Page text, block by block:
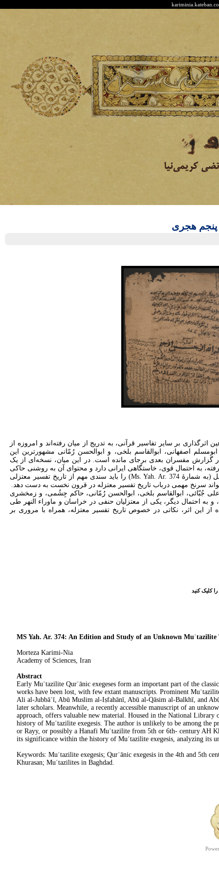
هجری
بر سایر تفاسیر قرآنی، به تدریج از میان رفته‌اند و امروزه از
اصفهانی، ابوالقاسم بلخی، و ابوالحسن رُمّانی مشهورترین این
مفسران بعدی برجای مانده است. در این میان، نسخه‌ای از یک
به احتمال قوی، خاستگاهی ایرانی دارد و محتوای آن به روشنی حاکی
از رویکرد معتزلی نویسندۀ آن است. این اوراق تازه مکشوف در کتابخانۀ ملی اسرائیل (به شمارۀ Ms. Yah. Ar. 374) را باید سندی مهم از تاریخ تفسیر معتزلی
سرنخ مهمی درباب تاریخ تفسیر معتزله در قرون نخست به دست دهد.
ابوالقاسم بلخی، ابوالحسن رُمّانی، حاکم جِشُمی، و زمخشری
احتمال دیگر، یکی از معتزلیان حنفی در خراسان و ماوراء النهر طی
اثر، نکاتی در خصوص تاریخ تفسیر معتزله، همراه با مروری بر
کنید
MS Yah. Ar. 374: An Edition and Study of an Unknown
Morteza Karimi-Nia
Academy of Sciences, Iran
Abstract
Early Muʿtazilite Qurʾānic exegeses form an important part of the
works have been lost, with few extant manuscripts. Prominent
Ali al-Jubbāʾī, Abū Muslim al-Iṣfahānī, Abū al-Qāsim al-Balkhī,
later scholars. Meanwhile, a recently accessible manuscript of an
approach, offers valuable new material. Housed in the National
history of Muʿtazilite exegesis. The author is unlikely to be among
or Rayy, or possibly a Hanafi Muʿtazilite from 5th or 6th- century
its significance within the history of Muʿtazilite exegesis, analyzing
Keywords: Muʿtazilite exegesis; Qurʾānic exegesis in the 4th and
Khurasan; Muʿtazilites in Baghdad.